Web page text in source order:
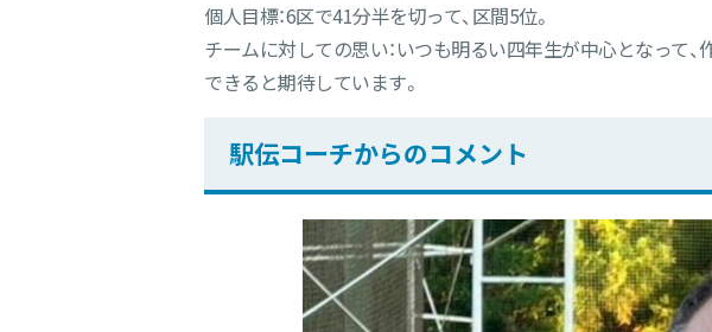
個人目標：6区で41分半を切って、区間5位。
チームに対しての思い：いつも明るい四年生が中心となって
できると期待しています。
駅伝コーチからのコメント